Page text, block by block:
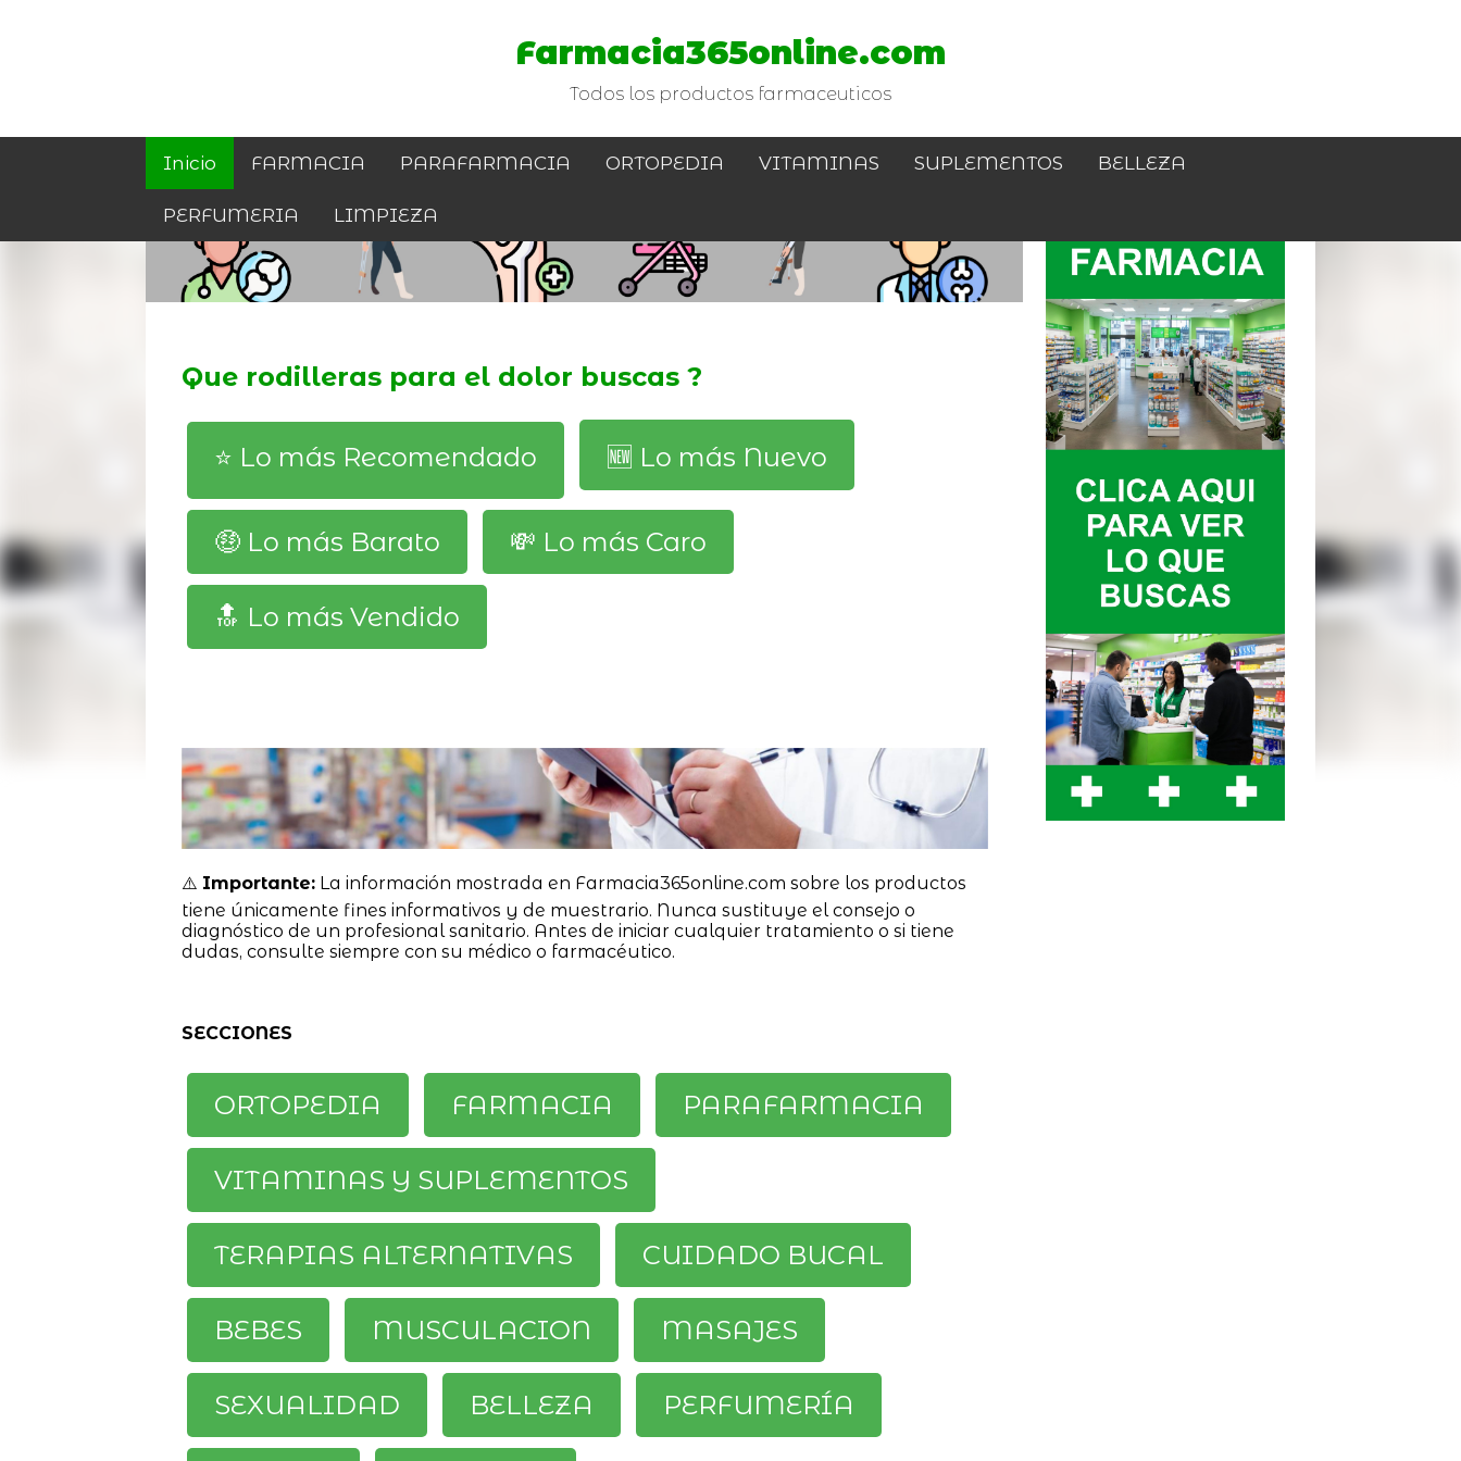
Farmacia365online.com
Todos los productos farmaceuticos
Inicio FARMACIA PARAFARMACIA ORTOPEDIA VITAMINAS SUPLEMENTOS BELLEZA
PERFUMERIA LIMPIEZA
Que rodilleras para el dolor buscas ?
⭐️ Lo más Recomendado 🆕️ Lo más Nuevo
🤑 Lo más Barato 💸 Lo más Caro
🔝 Lo más Vendido
⚠️ Importante:La información mostrada en Farmacia365online.com sobre los productos
tiene únicamente fines informativos y de muestrario. Nunca sustituye el consejo o
diagnóstico de un profesional sanitario. Antes de iniciar cualquier tratamiento o si tiene
dudas, consulte siempre con su médico o farmacéutico.
SECCIONES
ORTOPEDIA FARMACIA PARAFARMACIA
VITAMINAS Y SUPLEMENTOS
TERAPIAS ALTERNATIVAS CUIDADO BUCAL
BEBES MUSCULACION MASAJES
SEXUALIDAD BELLEZA PERFUMERÍA